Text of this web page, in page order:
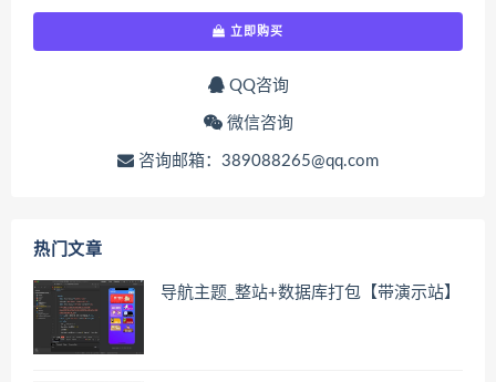
立即购买
QQ咨询
微信咨询
咨询邮箱：389088265@qq.com
热门文章
导航主题_整站+数据库打包【带演示站】